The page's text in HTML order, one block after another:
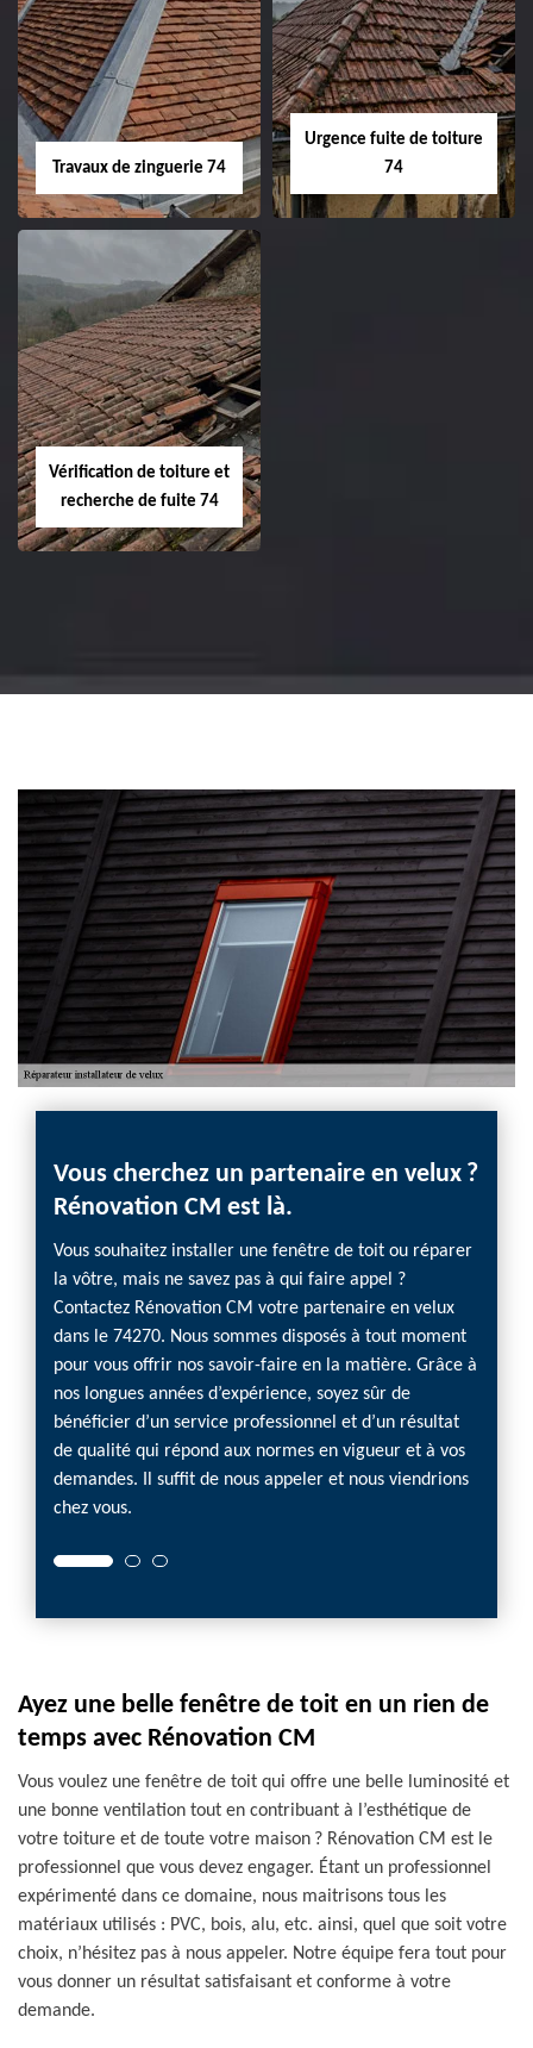
Travaux de zinguerie 74
Urgence fuite de toiture
74
Vérification de toiture et
recherche de fuite 74
Vous cherchez un partenaire en velux ?
Rénovation CM est là.
Vous souhaitez installer une fenêtre de toit ou réparer
la vôtre, mais ne savez pas à qui faire appel ?
Contactez Rénovation CM votre partenaire en velux
dans le 74270. Nous sommes disposés à tout moment
pour vous offrir nos savoir-faire en la matière. Grâce à
nos longues années d’expérience, soyez sûr de
bénéficier d’un service professionnel et d’un résultat
de qualité qui répond aux normes en vigueur et à vos
demandes. Il suffit de nous appeler et nous viendrions
chez vous.
Ayez une belle fenêtre de toit en un rien de
temps avec Rénovation CM
Vous voulez une fenêtre de toit qui offre une belle luminosité et
une bonne ventilation tout en contribuant à l’esthétique de
votre toiture et de toute votre maison ? Rénovation CM est le
professionnel que vous devez engager. Étant un professionnel
expérimenté dans ce domaine, nous maitrisons tous les
matériaux utilisés : PVC, bois, alu, etc. ainsi, quel que soit votre
choix, n’hésitez pas à nous appeler. Notre équipe fera tout pour
vous donner un résultat satisfaisant et conforme à votre
demande.